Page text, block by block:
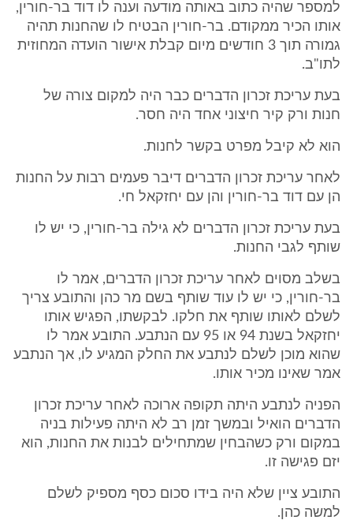
למספר שהיה כתוב באותה מודעה וענה לו דוד בר-חורין,
אותו הכיר ממקודם. בר-חורין הבטיח לו שהחנות תהיה
גמורה תוך 3 חודשים מיום קבלת אישור הועדה המחוזית
לתו"ב.
בעת עריכת זכרון הדברים כבר היה למקום צורה של
חנות ורק קיר חיצוני אחד היה חסר.
הוא לא קיבל מפרט בקשר לחנות.
לאחר עריכת זכרון הדברים דיבר פעמים רבות על החנות
הן עם דוד בר-חורין והן עם יחזקאל חי.
בעת עריכת זכרון הדברים לא גילה בר-חורין, כי יש לו
שותף לגבי החנות.
בשלב מסוים לאחר עריכת זכרון הדברים, אמר לו
בר-חורין, כי יש לו עוד שותף בשם מר כהן והתובע צריך
לשלם לאותו שותף את חלקו. לבקשתו, הפגיש אותו
יחזקאל בשנת 94 או 95 עם הנתבע. התובע אמר לו
שהוא מוכן לשלם לנתבע את החלק המגיע לו, אך הנתבע
אמר שאינו מכיר אותו.
הפניה לנתבע היתה תקופה ארוכה לאחר עריכת זכרון
הדברים הואיל ובמשך זמן רב לא היתה פעילות בניה
במקום ורק כשהבחין שמתחילים לבנות את החנות, הוא
יזם פגישה זו.
התובע ציין שלא היה בידו סכום כסף מספיק לשלם
למשה כהן.